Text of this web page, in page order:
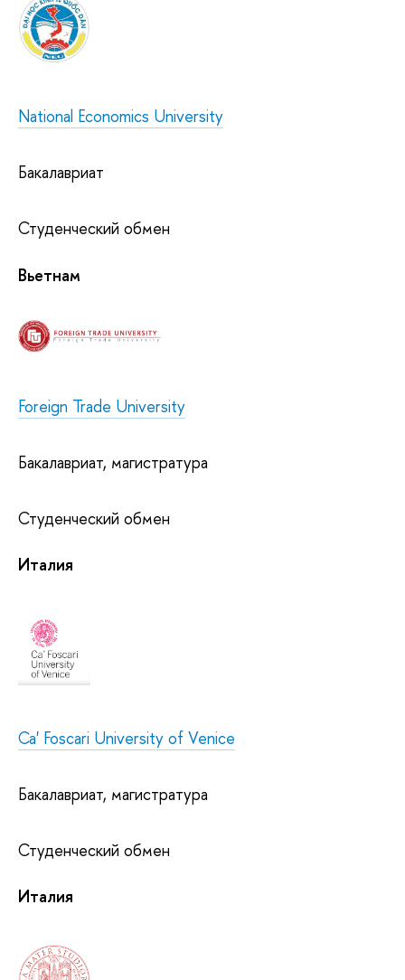
National Economics University
Бакалавриат
Студенческий обмен
Вьетнам
Foreign Trade University
Бакалавриат, магистратура
Студенческий обмен
Италия
Ca' Foscari University of Venice
Бакалавриат, магистратура
Студенческий обмен
Италия